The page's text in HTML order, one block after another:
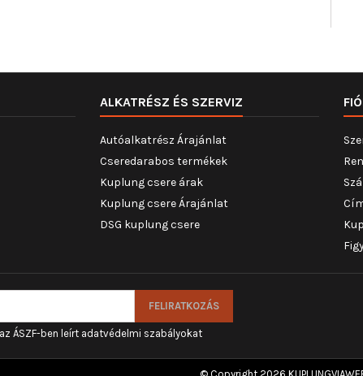
ALKATRÉSZ ÉS SZERVIZ
Autóalkatrész Árajánlat
Cseredarabos termékek
Kuplung csere árak
Kuplung csere Árajánlat
DSG kuplung csere
ÁSZF-ben leírt adatvédelmi szabályokat